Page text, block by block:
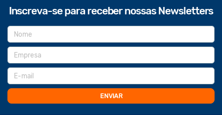
Inscreva-se para receber nossas Newsletters
ENVIAR